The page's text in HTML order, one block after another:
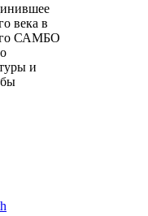
века в
САМБО
и